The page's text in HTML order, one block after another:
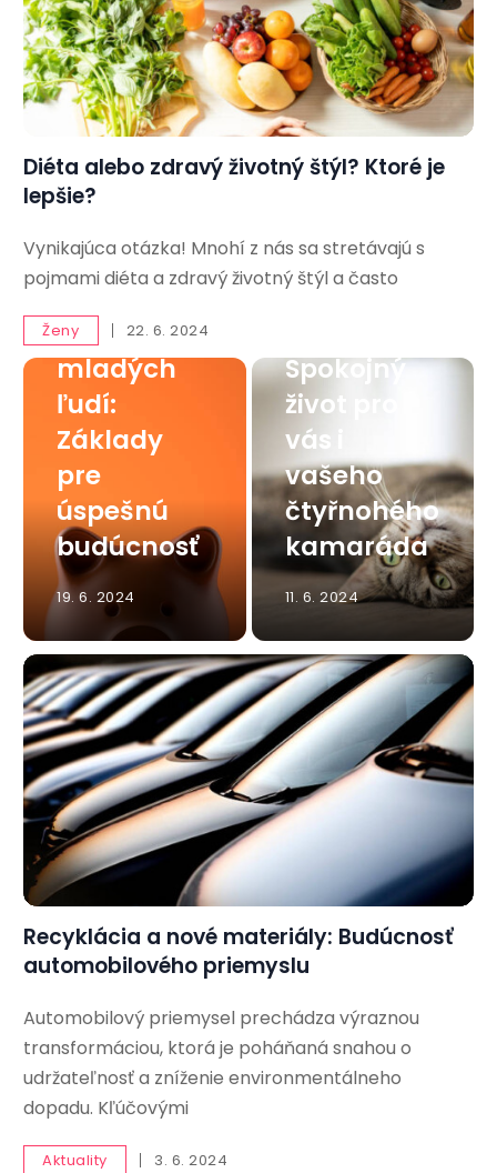
Diéta alebo zdravý životný štýl? Ktoré je
lepšie?
Vynikajúca otázka! Mnohí z nás sa stretávajú s
pojmami diéta a zdravý životný štýl a často
Ženy 22. 6. 2024
Finančná
ť pre
mladých
ľudí:
Základy
pre
úspešnú
budúcnosť
19. 6. 2024
Mačka v
Spokojný
život pro
vás i
vašeho
čtyřnohého
kamaráda
11. 6. 2024
Recyklácia a nové materiály: Budúcnosť
automobilového priemyslu
Automobilový priemysel prechádza výraznou
transformáciou, ktorá je poháňaná snahou o
udržateľnosť a zníženie environmentálneho
dopadu. Kľúčovými
Aktuality 3. 6. 2024